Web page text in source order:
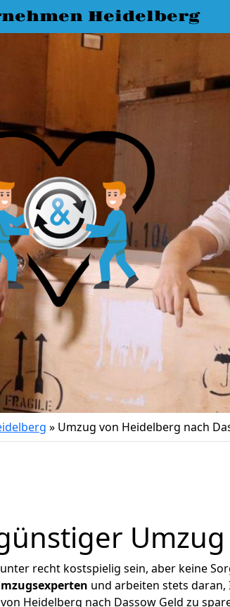
Heidelberg
» Umzug von Heidelberg nach
recht kostspielig sein, aber keine
und arbeiten stets daran,
Heidelberg nach Dassow Geld zu